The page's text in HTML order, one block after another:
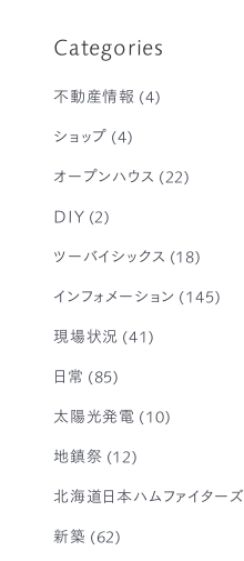
Categories
不動産情報 (4)
ショップ (4)
オープンハウス (22)
DIY (2)
ツーバイシックス (18)
インフォメーション (145)
現場状況 (41)
日常 (85)
太陽光発電 (10)
地鎮祭 (12)
北海道日本ハムファイターズ
新築 (62)